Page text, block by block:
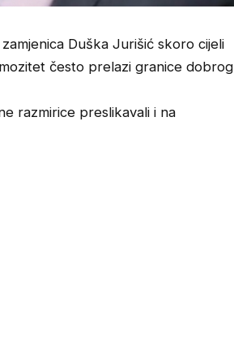
Duška Jurišić skoro cijeli
često prelazi granice dobrog
razmirice preslikavali i na